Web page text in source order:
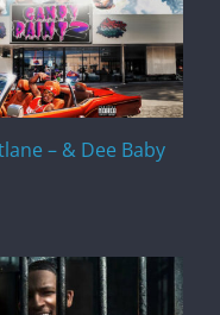
– & Dee Baby